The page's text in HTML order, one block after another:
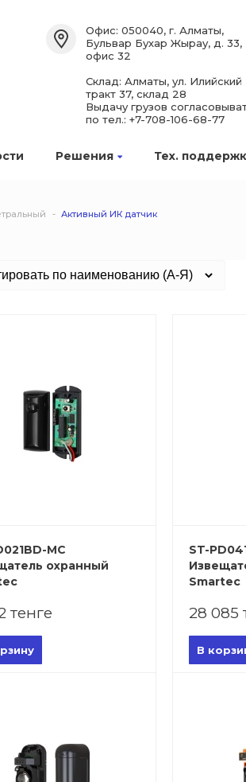
Решения Тех.
Офис: 050040, г. Алматы,
Бульвар Бухар Жырау, д. 33,
офис 32
Склад: Алматы, ул. Илийский
тракт 37, склад 28
Выдачу грузов
по тел.: +7-708-106-68-77
Активный ИК датчик
MC
охранный
тенге
ST-
Smartec
28 085
В